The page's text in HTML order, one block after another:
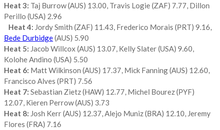
Heat 3: Taj Burrow (AUS) 13.00, Travis Logie (ZAF) 7.77, Dillon
Perillo (USA) 2.96
Heat 4: Jordy Smith (ZAF) 11.43, Frederico Morais (PRT) 9.16,
Bede Durbidge(AUS) 5.90
Heat 5: Jacob Willcox (AUS) 13.07, Kelly Slater (USA) 9.60,
Kolohe Andino (USA) 5.50
Heat 6: Matt Wilkinson (AUS) 17.37, Mick Fanning (AUS) 12.60,
Francisco Alves (PRT) 7.56
Heat 7: Sebastian Zietz (HAW) 12.77, Michel Bourez (PYF)
12.07, Kieren Perrow (AUS) 3.73
Heat 8: Josh Kerr (AUS) 12.37, Alejo Muniz (BRA) 12.10, Jeremy
Flores (FRA) 7.16